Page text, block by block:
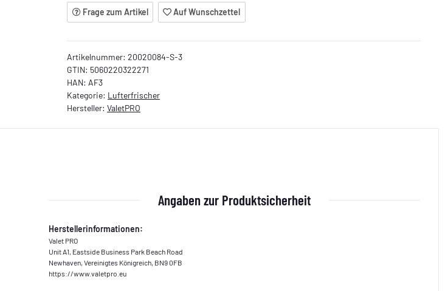
Frage zum Artikel Auf Wunschzettel
Artikelnummer: 20020084-S-3
GTIN: 5060220322271
HAN: AF3
Kategorie: Lufterfrischer
Hersteller: ValetPRO
Angaben zur Produktsicherheit
Herstellerinformationen:
Valet PRO
Unit A1, Eastside Business Park Beach Road
Newhaven, Vereinigtes Königreich, BN9 0FB
https://www.valetpro.eu